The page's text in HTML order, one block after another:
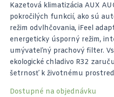
Kazetová klimatizácia AUX
pokročilých funkcií, ako sú
režim odvlhčovania, iFeel
energeticky úsporný režim,
umývateľný prachový filter.
ekologické chladivo R32
šetrnosť k životnému
Dostupné na objednávku